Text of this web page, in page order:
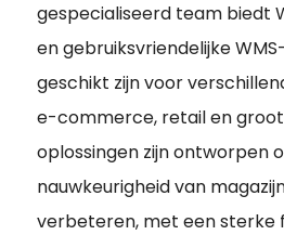
gespecialiseerd team biedt
en gebruiksvriendelijke
geschikt zijn voor
e-commerce, retail en
oplossingen zijn ontworpen
nauwkeurigheid van
verbeteren, met een sterke